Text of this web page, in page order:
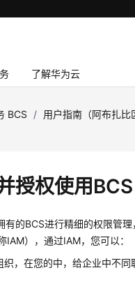
了解华为云
BCS / 用户指南（阿布扎比
授权使用BCS
有的BCS进行精细的权限管
），通过IAM，您可以：
，在您的中，给企业中不